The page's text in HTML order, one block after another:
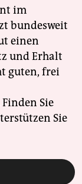
im
bundesweit
einen
und Erhalt
guten, frei
Sie
Sie